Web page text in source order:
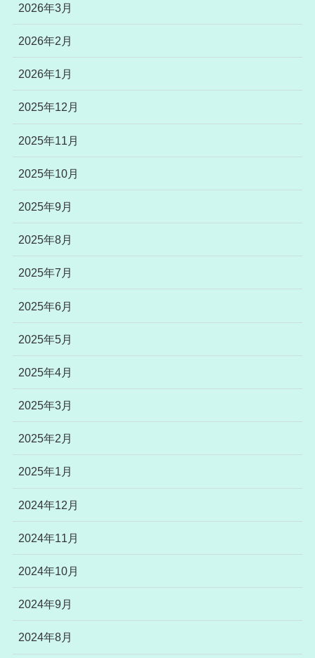
2026年3月
2026年2月
2026年1月
2025年12月
2025年11月
2025年10月
2025年9月
2025年8月
2025年7月
2025年6月
2025年5月
2025年4月
2025年3月
2025年2月
2025年1月
2024年12月
2024年11月
2024年10月
2024年9月
2024年8月